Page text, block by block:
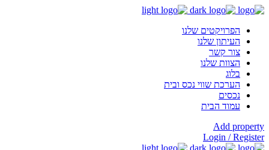
הפרויקטים שלנו
העיתון שלנו
צור קשר
הצוות שלנו
בלוג
הערכת שווי נכס ובית
נכסים
עמוד הבית
Add property
Login / Register